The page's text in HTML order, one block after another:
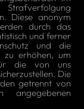
Diese anonym
durch das
und ferner
und die
zu erhöhen, um
die von uns
Die
getrennt von